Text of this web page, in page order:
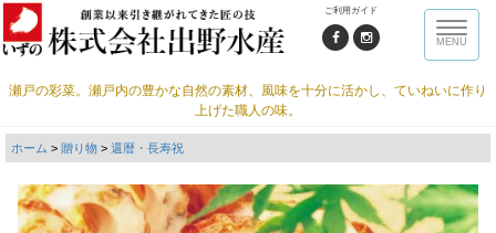
ご利用ガイド
Toggle
MENU
瀬戸の彩菜。瀬戸内の豊かな自然の素材、風味を十分に活かし、ていねいに作り
上げた職人の味。
ホーム > 贈り物 > 還暦・長寿祝